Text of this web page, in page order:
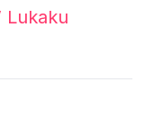
Lukaku